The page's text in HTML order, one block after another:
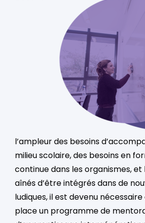
l’ampleur des besoins
milieu scolaire, des besoins en
continue dans les organismes, et
aînés d’être intégrés dans de
ludiques, il est devenu
place un programme de